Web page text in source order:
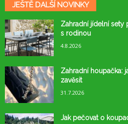
JEŠTĚ DALŠÍ NOVINKY
Zahradní jídelní sety
s rodinou
4.8.2026
Zahradní houpačka:
zavěsit
31.7.2026
Jak pečovat o